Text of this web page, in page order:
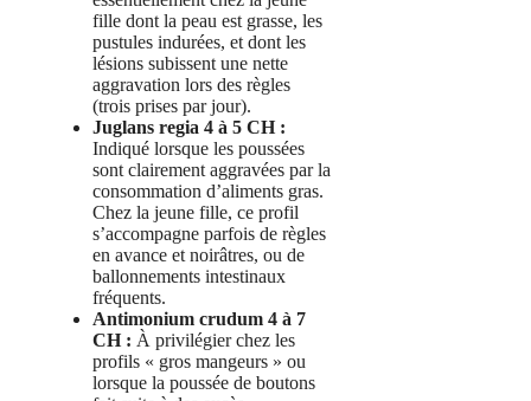
fille dont la peau est grasse, les
pustules indurées, et dont les
lésions subissent une nette
aggravation lors des règles
(trois prises par jour).
Juglans regia 4 à 5 CH :
Indiqué lorsque les poussées
sont clairement aggravées par la
consommation d’aliments gras.
Chez la jeune fille, ce profil
s’accompagne parfois de règles
en avance et noirâtres, ou de
ballonnements intestinaux
fréquents.
Antimonium crudum 4 à 7
CH : À privilégier chez les
profils « gros mangeurs » ou
lorsque la poussée de boutons